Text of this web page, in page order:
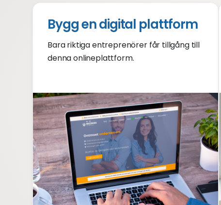
Bygg en digital plattform
Bara riktiga entreprenörer får tillgång till
denna onlineplattform.